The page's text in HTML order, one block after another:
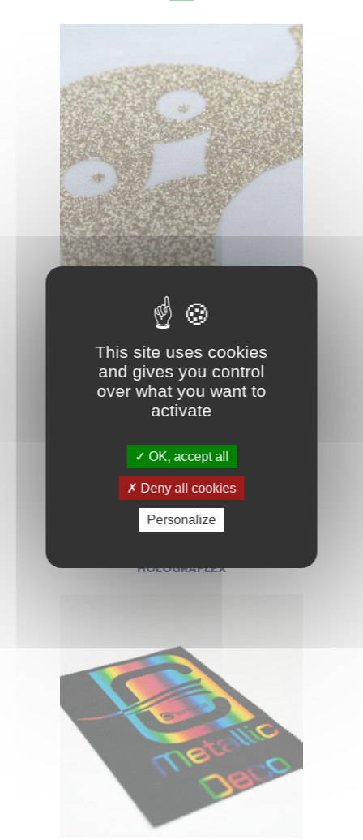
HOLOGRAFLEX
This site uses cookies
and gives you control
over what you want to
activate
OK, accept all
Deny all cookies
Personalize